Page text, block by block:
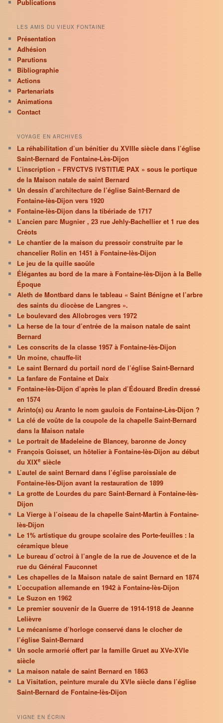
Publications
LES AMIS DU VIEUX FONTAINE
Présentation
Adhésion
Parutions
Bibliographie
Actions
Partenariats
Animations
Contact
VOYAGE EN ARCHIVES
La réhabilitation d’un bénitier du XVIIIe siècle dans l’église
Saint-Bernard de Fontaine-Lès-Dijon
L’inscription « FRVCTVS IVSTITIÆ PAX » sous le portique
de la Maison natale de saint Bernard
Un dessin d’architecture de l’église Saint-Bernard de
Fontaine-lès-Dijon vers 1920
Fontaine-lès-Dijon dans la tibériade de 1717
L’ancien parc Mugnier , 23 rue Jehly-Bachellier et 1 rue des
Créots
Le chantier de la maison du pressoir construite par le
chancelier Rolin en 1451 à Fontaine-lès-Dijon
Le jeu de la quille saoûle
Élégantes au bord de la mare à Fontaine-lès-Dijon à la Belle
Époque
Aleth de Montbard dans le tableau « Saint Bénigne et l’arbre
des saints du diocèse de Langres ».
Le boulevard des Allobroges vers 1972
La herse de la tour d’entrée de la maison natale de saint
Bernard
Les conscrits de la classe 1957 à Fontaine-lès-Dijon
Un moine, chauffe-lit
Le saint Bernard du portail nord de l’église Saint-Bernard
La fanfare de Fontaine et Daix
Fontaine-lès-Dijon d’après le plan d’Édouard Bredin dressé
en 1574
Arinto(s) ou Aranto le nom gaulois de Fontaine-Lès-Dijon ?
La clé de voûte de la coupole de la chapelle Saint-Bernard
dans la Maison natale
Le portrait de Madeleine de Blancey, baronne de Joncy
François Goisset, un hôtelier à Fontaine-lès-Dijon au début
du XIXe siècle
L’autel de saint Bernard dans l’église paroissiale de
Fontaine-lès-Dijon avant la restauration de 1899
La grotte de Lourdes du parc Saint-Bernard à Fontaine-lès-
Dijon
La Vierge à l’oiseau de la chapelle Saint-Martin à Fontaine-
lès-Dijon
Le 1% artistique du groupe scolaire des Porte-feuilles : la
céramique bleue
Le bureau d’octroi à l’angle de la rue de Jouvence et de la
rue du Général Fauconnet
Les chapelles de la Maison natale de saint Bernard en 1874
L’occupation allemande en 1942 à Fontaine-lès-Dijon
Le Suzon en 1962
Le premier souvenir de la Guerre de 1914-1918 de Jeanne
Lelièvre
Le mécanisme d’horloge conservé dans le clocher de
l’église Saint-Bernard
Un socle armorié offert par la famille Gruet au XVe-XVIe
siècle
La maison natale de saint Bernard en 1863
La Visitation, peinture murale du XVIe siècle dans l’église
Saint-Bernard de Fontaine-lès-Dijon
VIGNE EN ÉCRIN